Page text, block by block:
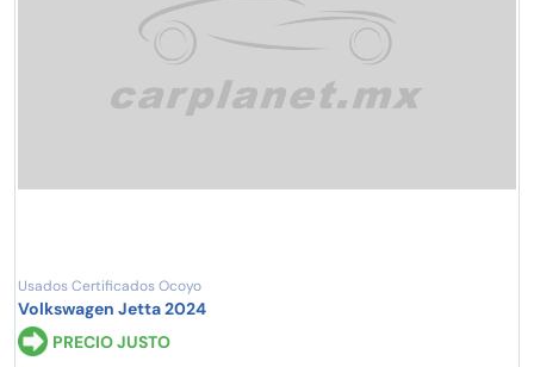
Usados Certificados Ocoyo
Volkswagen Jetta 2024
PRECIO JUSTO